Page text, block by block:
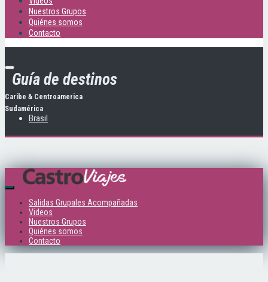
Nuestros Grupos
Quiénes somos
Contacto
Guía de destinos
Caribe & Centroamerica
Sudamérica
Brasil
Salidas Grupales Acompañadas
Videos
Nuestros Grupos
Quiénes somos
Contacto